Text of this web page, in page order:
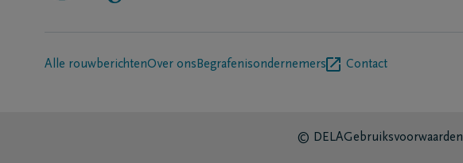
Alle rouwberichtenOver onsBegrafenisondernemers Contact
© DELAGebruiksvoorwaarden